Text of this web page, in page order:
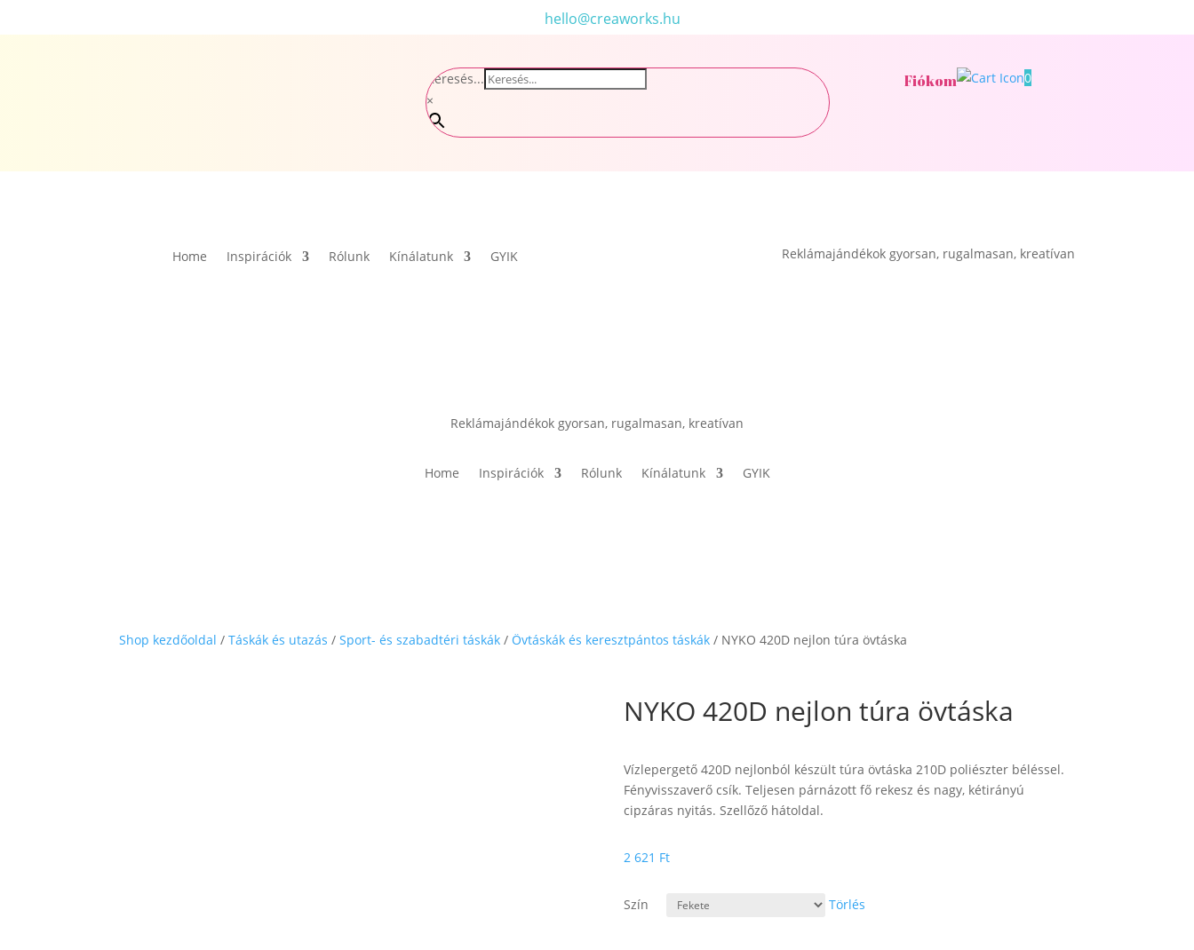
hello@creaworks.hu
Keresés...
×
Fiókom 0
Home Inspirációk Rólunk Kínálatunk GYIK Reklámajándékok gyorsan, rugalmasan, kreatívan
Reklámajándékok gyorsan, rugalmasan, kreatívan
Home Inspirációk Rólunk Kínálatunk GYIK
Shop kezdőoldal /Táskák és utazás /Sport- és szabadtéri táskák / Övtáskák és keresztpántos táskák / NYKO 420D nejlon túra övtáska
NYKO 420D nejlon túra övtáska
Vízlepergető 420D nejlonból készült túra övtáska 210D poliészter béléssel.
Fényvisszaverő csík. Teljesen párnázott fő rekesz és nagy, kétirányú
cipzáras nyitás. Szellőző hátoldal.
2 621 Ft
Szín Törlés